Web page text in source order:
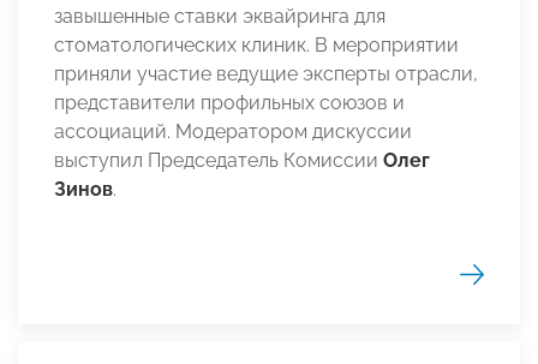
завышенные ставки эквайринга для
стоматологических клиник. В мероприятии
приняли участие ведущие эксперты отрасли,
представители профильных союзов и
ассоциаций. Модератором дискуссии
выступил Председатель Комиссии Олег
Зинов.